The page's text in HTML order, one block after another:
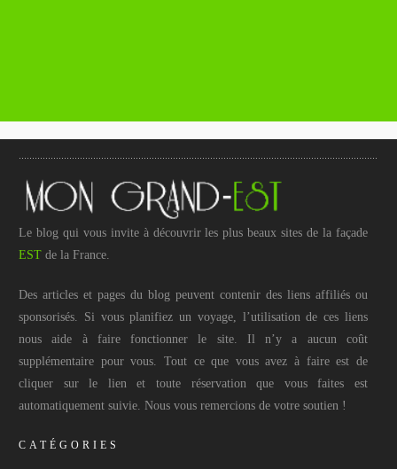
Le blog qui vous invite à découvrir les plus beaux sites de la façade
EST de la France.
Des articles et pages du blog peuvent contenir des liens affiliés ou
sponsorisés. Si vous planifiez un voyage, l’utilisation de ces liens
nous aide à faire fonctionner le site. Il n’y a aucun coût
supplémentaire pour vous. Tout ce que vous avez à faire est de
cliquer sur le lien et toute réservation que vous faites est
automatiquement suivie. Nous vous remercions de votre soutien !
CATÉGORIES